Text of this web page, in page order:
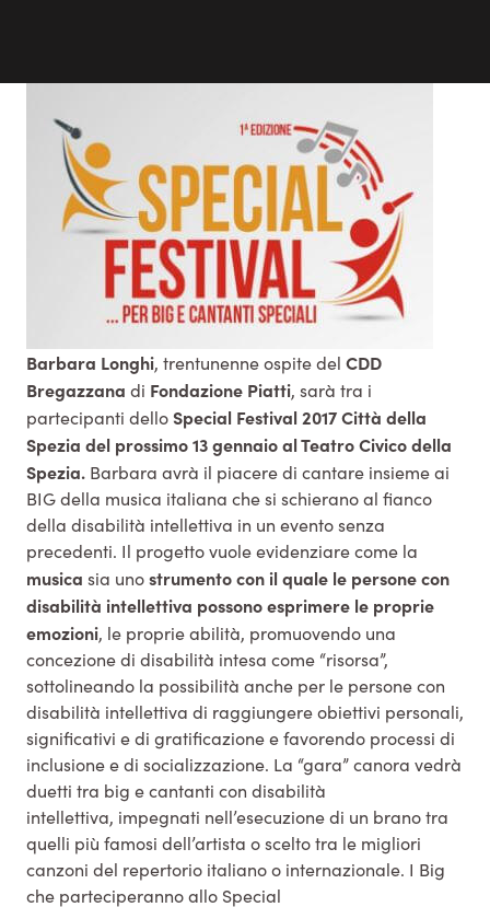
Barbara Longhi, trentunenne ospite del CDD
Bregazzana di Fondazione Piatti, sarà tra i
partecipanti delloSpecial Festival 2017 Città della
Spezia del prossimo 13 gennaio al Teatro Civico della
Spezia. Barbara avrà il piacere di cantare insieme ai
BIG della musica italiana che si schierano al fianco
della disabilità intellettiva in un evento senza
precedenti. Il progetto vuole evidenziare come la
musica sia unostrumento con il quale le persone con
disabilità intellettiva possono esprimere le proprie
emozioni, le proprie abilità, promuovendo una
concezione di disabilità intesa come “risorsa”,
sottolineando la possibilità anche per le persone con
disabilità intellettiva di raggiungere obiettivi personali,
significativi e di gratificazione e favorendo processi di
inclusione e di socializzazione. La “gara” canora vedrà
duetti tra big e cantanti con disabilità
intellettiva, impegnati nell’esecuzione di un brano tra
quelli più famosi dell’artista o scelto tra le migliori
canzoni del repertorio italiano o internazionale. I Big
che parteciperanno allo Special